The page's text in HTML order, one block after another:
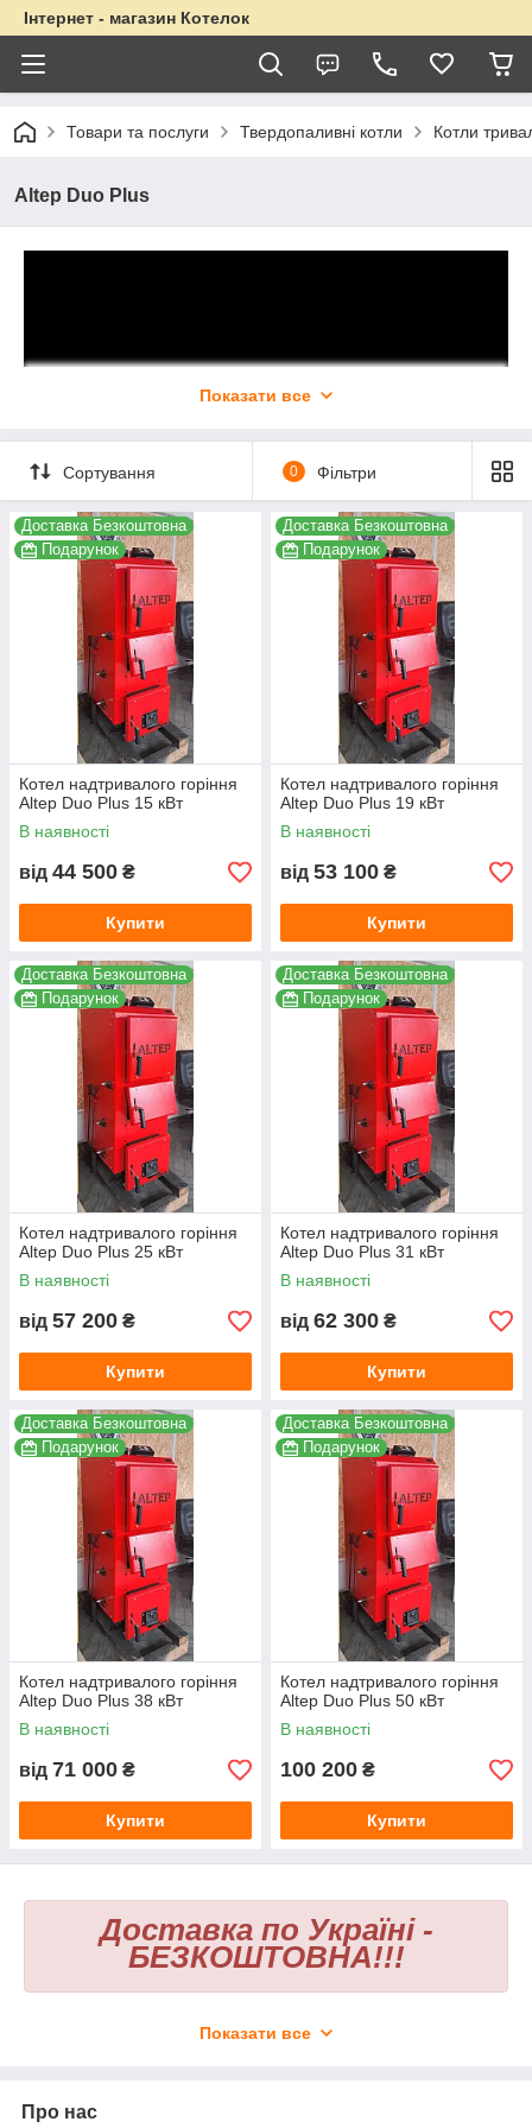
Інтернет - магазин Котелок
Товари та послуги Твердопаливні котли Котли
Altep Duo Plus
Показати все
Сортування 0 Фільтри
Доставка Безкоштовна
Подарунок
Котел надтривалого горіння
Altep Duo Plus 15 кВт
В наявності
від 44 500 ₴
Купити
Доставка Безкоштовна
Подарунок
Котел надтривалого горіння
Altep Duo Plus 19 кВт
В наявності
від 53 100 ₴
Купити
Доставка Безкоштовна
Подарунок
Котел надтривалого горіння
Altep Duo Plus 25 кВт
В наявності
від 57 200 ₴
Купити
Доставка Безкоштовна
Подарунок
Котел надтривалого горіння
Altep Duo Plus 31 кВт
В наявності
від 62 300 ₴
Купити
Доставка Безкоштовна
Подарунок
Котел надтривалого горіння
Altep Duo Plus 38 кВт
В наявності
від 71 000 ₴
Купити
Доставка Безкоштовна
Подарунок
Котел надтривалого горіння
Altep Duo Plus 50 кВт
В наявності
100 200 ₴
Купити
Доставка по Україні -
БЕЗКОШТОВНА!!!
заслужено лідирує на українському ринку завдяки своїй
гарантує тривалий термін
Показати все
Про нас